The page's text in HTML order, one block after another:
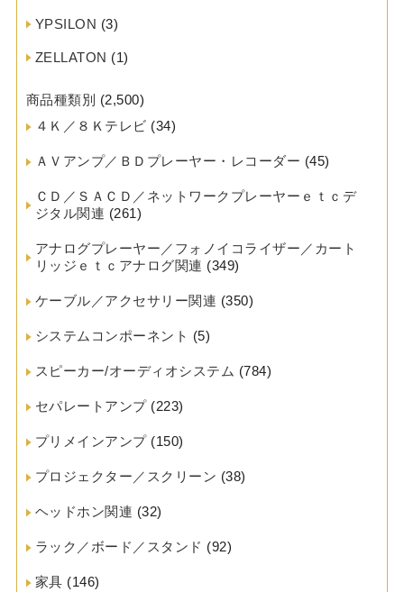
YPSILON (3)
ZELLATON (1)
商品種類別 (2,500)
４Ｋ／８Ｋテレビ (34)
ＡＶアンプ／ＢＤプレーヤー・レコーダー (45)
ＣＤ／ＳＡＣＤ／ネットワークプレーヤーｅｔｃデ
ジタル関連 (261)
アナログプレーヤー／フォノイコライザー／カート
リッジｅｔｃアナログ関連 (349)
ケーブル／アクセサリー関連 (350)
システムコンポーネント (5)
スピーカー/オーディオシステム (784)
セパレートアンプ(223)
プリメインアンプ(150)
プロジェクター／スクリーン (38)
ヘッドホン関連 (32)
ラック／ボード／スタンド (92)
家具 (146)